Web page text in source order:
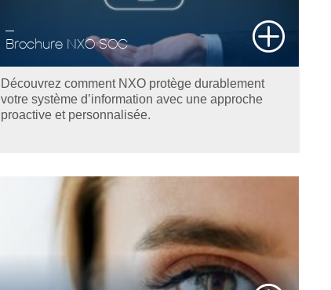
Brochure NXO SOC
Découvrez comment NXO protège durablement
votre système d’information avec une approche
proactive et personnalisée.